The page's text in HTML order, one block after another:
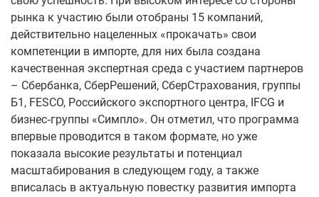
рынка к участию были отобраны 15 компаний,
действительно нацеленных «прокачать» свои
компетенции в импорте, для них была создана
качественная экспертная среда с участием партнеров
– Сбербанка, СберРешений, СберСтрахования, группы
Б1, FESCO, Российского экспортного центра, IFCG и
бизнес‑группы «Симпло». Он отметил, что программа
впервые проводится в таком формате, но уже
показала высокие результаты и потенциал
масштабирования в следующем году, а также
вписалась в актуальную повестку развития импорта